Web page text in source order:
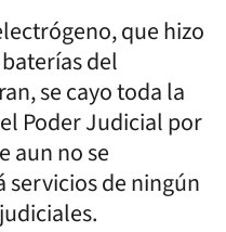
que hizo
del
se cayo toda la
Poder Judicial por
aun no se
servicios de ningún